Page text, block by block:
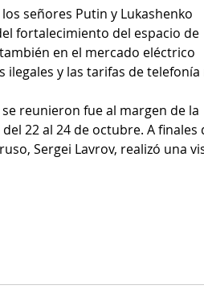
señores Putin y Lukashenko
fortalecimiento del espacio de
en el mercado eléctrico
y las tarifas de telefonía
reunieron fue al margen de la
22 al 24 de octubre. A finales
Sergei Lavrov, realizó una